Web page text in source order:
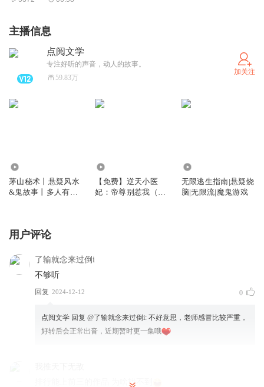
主播信息
点阅文学
专注好听的声音，动人的故事。
59.83万
加关注
茅山秘术丨悬疑风水
&鬼故事丨多人有声
【免费】逆天小医
妃：帝尊别惹我（腹
无限逃生指南|悬疑烧
脑|无限流|魔鬼游戏
用户评论
了输就念来过倒i
不够听
回复 2024-12-12 0
点阅文学 回复 @了输就念来过倒i: 不好意思，老师感冒比较严重，
好转后会正常出音，近期暂时更一集哦
排行能上前三的作品 为啥找不到